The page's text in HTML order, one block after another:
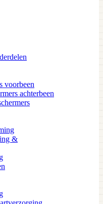
voorbeen
achterbeen
&